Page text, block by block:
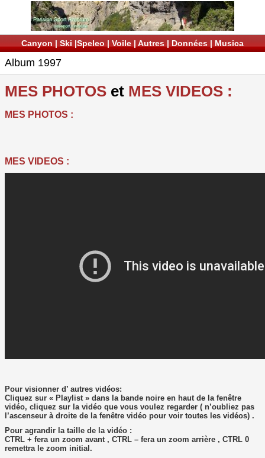
Canyon | Ski |Speleo | Voile | Autres | Données | Musica
Album 1997
MES PHOTOS et MES VIDEOS :
MES PHOTOS :
MES VIDEOS :
Pour visionner d’ autres vidéos:
Cliquez sur « Playlist » dans la bande noire en haut de la fenêtre
vidéo, cliquez sur la vidéo que vous voulez regarder ( n’oubliez pas
l’ascenseur à droite de la fenêtre vidéo pour voir toutes les vidéos) .
Pour agrandir la taille de la vidéo :
CTRL + fera un zoom avant , CTRL – fera un zoom arrière , CTRL 0
remettra le zoom initial.